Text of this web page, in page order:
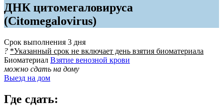
ДНК цитомегаловируса
(Citomegalovirus)
Срок выполнения 3 дня
? *Указанный срок не включает день взятия биоматериала
Биоматериал Взятие венозной крови
можно сдать на дому
Выезд на дом
Где сдать: